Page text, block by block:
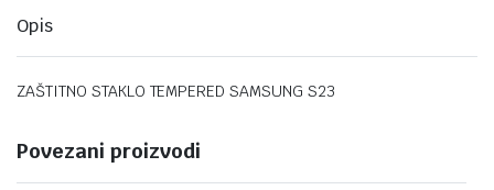
Opis
ZAŠTITNO STAKLO TEMPERED SAMSUNG S23
Povezani proizvodi